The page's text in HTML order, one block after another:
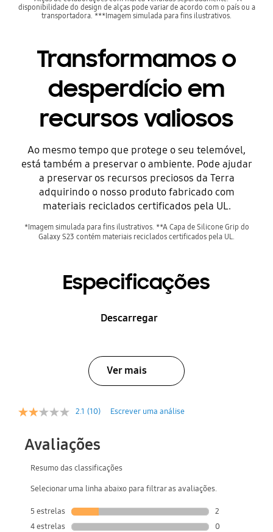
disponibilidade do design de alças pode variar de acordo com o país ou a
transportadora. ***Imagem simulada para fins ilustrativos.
Transformamos o
desperdício em
recursos valiosos
Ao mesmo tempo que protege o seu telemóvel,
está também a preservar o ambiente. Pode ajudar
a preservar os recursos preciosos da Terra
adquirindo o nosso produto fabricado com
materiais reciclados certificados pela UL.
*Imagem simulada para fins ilustrativos. **A Capa de Silicone Grip do
Galaxy S23 contém materiais reciclados certificados pela UL.
Antes
Especificações
Descarregar
Ver mais
2.1 (10) Escrever uma análise